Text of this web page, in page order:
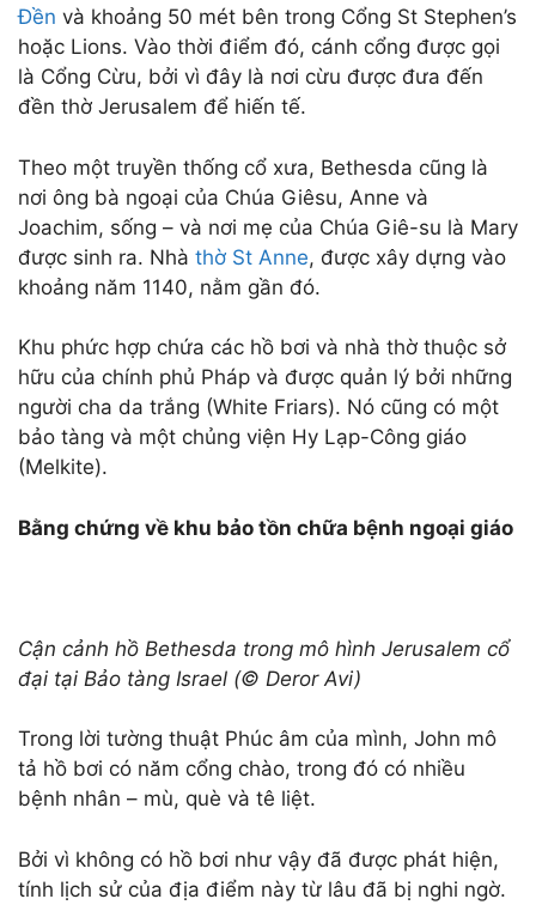
Đền và khoảng 50 mét bên trong Cổng St Stephen’s
hoặc Lions. Vào thời điểm đó, cánh cổng được gọi
là Cổng Cừu, bởi vì đây là nơi cừu được đưa đến
đền thờ Jerusalem để hiến tế.
Theo một truyền thống cổ xưa, Bethesda cũng là
nơi ông bà ngoại của Chúa Giêsu, Anne và
Joachim, sống – và nơi mẹ của Chúa Giê-su là Mary
được sinh ra. Nhà thờ St Anne, được xây dựng vào
khoảng năm 1140, nằm gần đó.
Khu phức hợp chứa các hồ bơi và nhà thờ thuộc sở
hữu của chính phủ Pháp và được quản lý bởi những
người cha da trắng (White Friars). Nó cũng có một
bảo tàng và một chủng viện Hy Lạp-Công giáo
(Melkite).
Bằng chứng về khu bảo tồn chữa bệnh ngoại giáo
Cận cảnh hồ Bethesda trong mô hình Jerusalem cổ
đại tại Bảo tàng Israel (© Deror Avi)
Trong lời tường thuật Phúc âm của mình, John mô
tả hồ bơi có năm cổng chào, trong đó có nhiều
bệnh nhân – mù, què và tê liệt.
Bởi vì không có hồ bơi như vậy đã được phát hiện,
tính lịch sử của địa điểm này từ lâu đã bị nghi ngờ.